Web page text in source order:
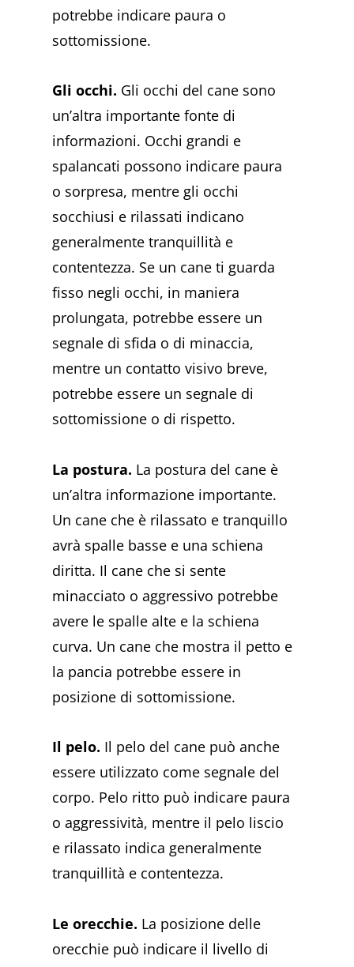
potrebbe indicare paura o
sottomissione.
Gli occhi. Gli occhi del cane sono
un’altra importante fonte di
informazioni. Occhi grandi e
spalancati possono indicare paura
o sorpresa, mentre gli occhi
socchiusi e rilassati indicano
generalmente tranquillità e
contentezza. Se un cane ti guarda
fisso negli occhi, in maniera
prolungata, potrebbe essere un
segnale di sfida o di minaccia,
mentre un contatto visivo breve,
potrebbe essere un segnale di
sottomissione o di rispetto.
La postura. La postura del cane è
un’altra informazione importante.
Un cane che è rilassato e tranquillo
avrà spalle basse e una schiena
diritta. Il cane che si sente
minacciato o aggressivo potrebbe
avere le spalle alte e la schiena
curva. Un cane che mostra il petto e
la pancia potrebbe essere in
posizione di sottomissione.
Il pelo. Il pelo del cane può anche
essere utilizzato come segnale del
corpo. Pelo ritto può indicare paura
o aggressività, mentre il pelo liscio
e rilassato indica generalmente
tranquillità e contentezza.
Le orecchie. La posizione delle
orecchie può indicare il livello di